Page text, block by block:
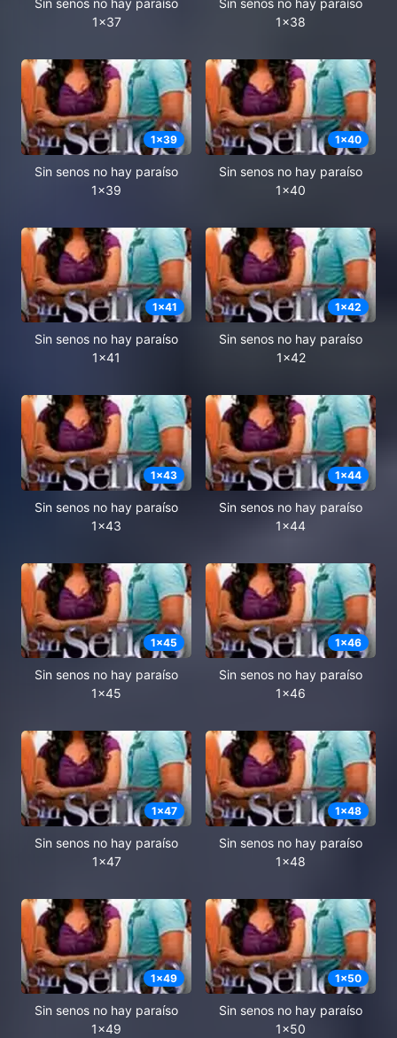
Sin senos no hay paraíso
1x37
Sin senos no hay paraíso
1x38
1x39
Sin senos no hay paraíso
1x39
1x40
Sin senos no hay paraíso
1x40
1x41
Sin senos no hay paraíso
1x41
1x42
Sin senos no hay paraíso
1x42
1x43
Sin senos no hay paraíso
1x43
1x44
Sin senos no hay paraíso
1x44
1x45
Sin senos no hay paraíso
1x45
1x46
Sin senos no hay paraíso
1x46
1x47
Sin senos no hay paraíso
1x47
1x48
Sin senos no hay paraíso
1x48
1x49
Sin senos no hay paraíso
1x49
1x50
Sin senos no hay paraíso
1x50